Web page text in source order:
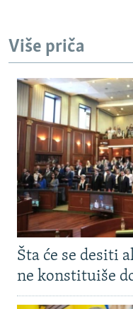
Više priča
Šta će se desiti
ne konstituiše